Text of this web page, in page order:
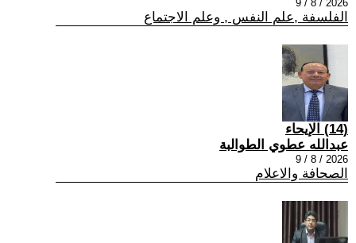
2026 / 8 / 9
الفلسفة ,علم النفس , وعلم الاجتماع
(14) الإيحاء
عبدالله عطوي الطوالبة
2026 / 8 / 9
الصحافة والاعلام